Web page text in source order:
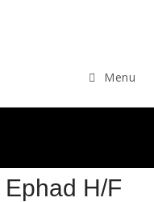
Menu
H/F